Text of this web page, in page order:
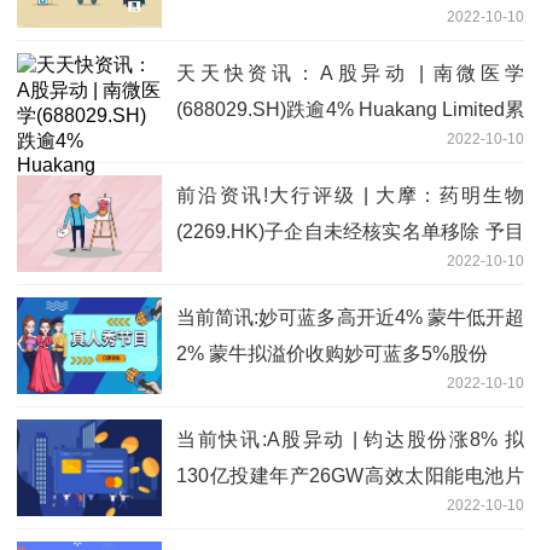
2022-10-10
天天快资讯：A股异动 | 南微医学
(688029.SH)跌逾4% Huakang Limited累
2022-10-10
前沿资讯!大行评级 | 大摩：药明生物
(2269.HK)子企自未经核实名单移除 予目
2022-10-10
当前简讯:妙可蓝多高开近4% 蒙牛低开超
2% 蒙牛拟溢价收购妙可蓝多5%股份
2022-10-10
当前快讯:A股异动 | 钧达股份涨8% 拟
130亿投建年产26GW高效太阳能电池片
2022-10-10